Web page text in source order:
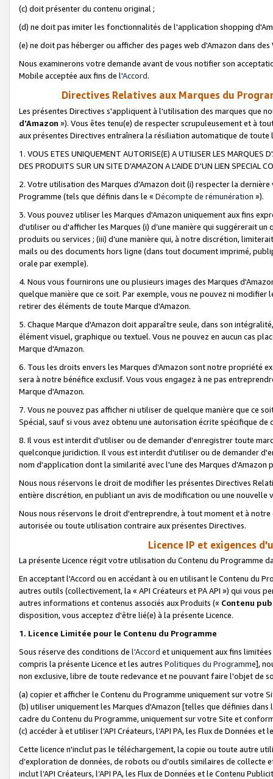
(c) doit présenter du contenu original ;
(d) ne doit pas imiter les fonctionnalités de l'application shopping
(e) ne doit pas héberger ou afficher des pages web d'Amazon dans
Nous examinerons votre demande avant de vous notifier son
Mobile acceptée aux fins de l'Accord.
Directives Relatives aux Marques du
Les présentes Directives s'appliquent à l'utilisation des marques que
d'Amazon »). Vous êtes tenu(e) de respecter scrupuleusement et à
aux présentes Directives entraînera la résiliation automatique de
1. VOUS ETES UNIQUEMENT AUTORISE(E) A UTILISER LES MARQUES
DES PRODUITS SUR UN SITE D'AMAZON A L'AIDE D'UN LIEN SPECIAL
2. Votre utilisation des Marques d'Amazon doit (i) respecter la
Programme (tels que définis dans le « Décompte de rémunération »).
3. Vous pouvez utiliser les Marques d'Amazon uniquement aux fins
d'utiliser ou d'afficher les Marques (i) d’une manière qui suggérerait
produits ou services ; (iii) d’une manière qui, à notre discrétion,
mails ou des documents hors ligne (dans tout document imprimé,
orale par exemple).
4. Nous vous fournirons une ou plusieurs images des Marques
quelque manière que ce soit. Par exemple, vous ne pouvez ni
retirer des éléments de toute Marque d'Amazon.
5. Chaque Marque d'Amazon doit apparaître seule, dans son
élément visuel, graphique ou textuel. Vous ne pouvez en aucun cas
Marque d'Amazon.
6. Tous les droits envers les Marques d'Amazon sont notre propriété
sera à notre bénéfice exclusif. Vous vous engagez à ne pas
Marque d'Amazon.
7. Vous ne pouvez pas afficher ni utiliser de quelque manière que ce
Spécial, sauf si vous avez obtenu une autorisation écrite spécifique de
8. Il vous est interdit d'utiliser ou de demander d'enregistrer toute
quelconque juridiction. Il vous est interdit d'utiliser ou de demander
nom d'application dont la similarité avec l'une des Marques
Nous nous réservons le droit de modifier les présentes Directives
entière discrétion, en publiant un avis de modification ou une nouvelle
Nous nous réservons le droit d'entreprendre, à tout moment et à
autorisée ou toute utilisation contraire aux présentes Directives.
Licence IP et exigences
La présente Licence régit votre utilisation du Contenu du Programme
En acceptant l'Accord ou en accédant à ou en utilisant le Contenu du
autres outils (collectivement, la « API Créateurs et PA API ») qui vous
autres informations et contenus associés aux Produits (« Contenu
disposition, vous acceptez d'être lié(e) à la présente Licence.
1. Licence Limitée pour le Contenu du Programme
Sous réserve des conditions de l'Accord et uniquement aux fins
compris la présente Licence et les autres Politiques du Programme],
non exclusive, libre de toute redevance et ne pouvant faire l'objet de
(a) copier et afficher le Contenu du Programme uniquement sur votre
(b) utiliser uniquement les Marques d'Amazon [telles que définies dans
cadre du Contenu du Programme, uniquement sur votre Site et
(c) accéder à et utiliser l’API Créateurs, l’API PA, les Flux de Données
Cette licence n'inclut pas le téléchargement, la copie ou toute autre
d’exploration de données, de robots ou d’outils similaires de
inclut l’API Créateurs, l’API PA, les Flux de Données et le Contenu